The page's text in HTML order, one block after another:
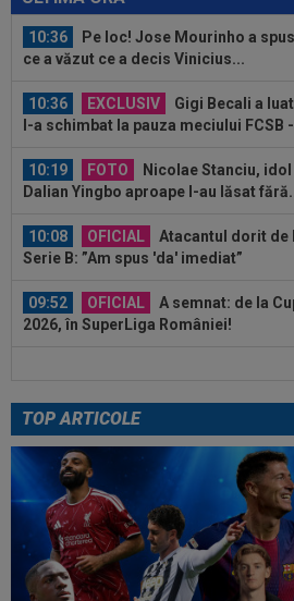
10:36
Pe loc! Jose Mourinho a
ce a văzut ce a decis Vinicius...
10:36 EXCLUSIV
Gigi Becali a
l-a schimbat la pauza meciului FCSB
10:19 FOTO
Nicolae Stanciu,
Dalian Yingbo aproape l-au lăsat
10:08 OFICIAL
Atacantul dorit de
Serie B: ”Am spus 'da' imediat”
09:52 OFICIAL
A semnat: de la
2026, în SuperLiga României!
Giovanni Becali l-a propus
11:10 VIDEO
Nemaiîntâlnit:
provocat de un meci de fotbal.
11:04
Noul portar de la Dinamo i-a
actrițe din România: ”Am fost...
10:36
Pe loc! Jose Mourinho a
ce a văzut ce a decis Vinicius...
TOP ARTICOLE